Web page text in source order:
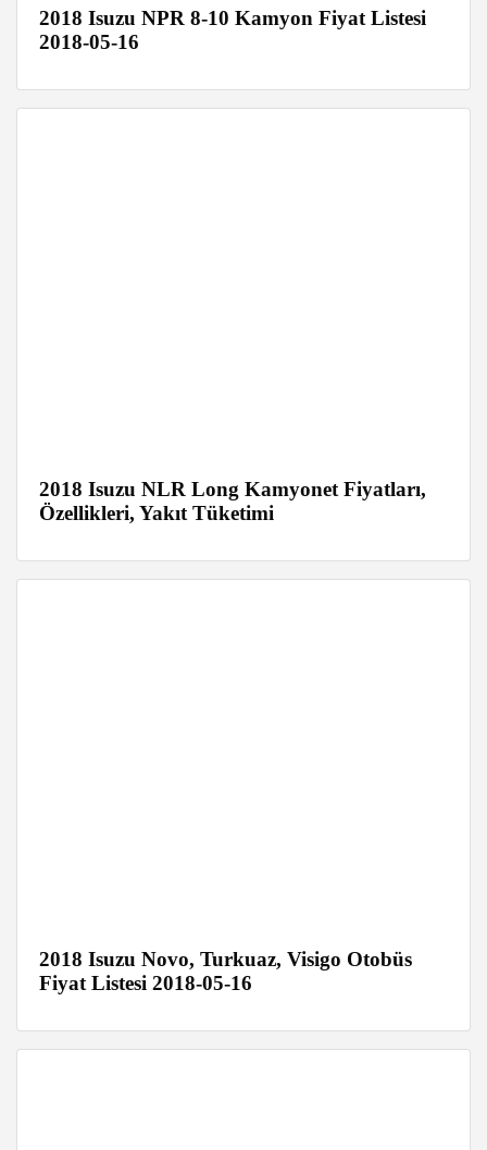
2018 Isuzu NPR 8-10 Kamyon Fiyat Listesi
2018-05-16
2018 Isuzu NLR Long Kamyonet Fiyatları,
Özellikleri, Yakıt Tüketimi
2018 Isuzu Novo, Turkuaz, Visigo Otobüs
Fiyat Listesi 2018-05-16